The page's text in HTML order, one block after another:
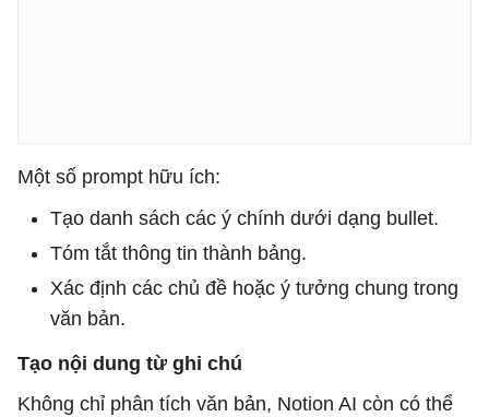
Một số prompt hữu ích:
Tạo danh sách các ý chính dưới dạng bullet.
Tóm tắt thông tin thành bảng.
Xác định các chủ đề hoặc ý tưởng chung trong
văn bản.
Tạo nội dung từ ghi chú
Không chỉ phân tích văn bản, Notion AI còn có thể